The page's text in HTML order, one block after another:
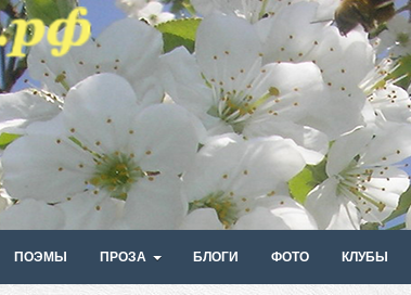
ПОЭМЫ ПРОЗА БЛОГИ ФОТО КЛУБЫ